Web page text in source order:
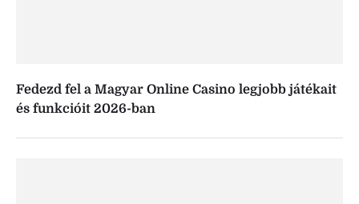
Fedezd fel a Magyar Online Casino legjobb játékait
és funkcióit 2026-ban